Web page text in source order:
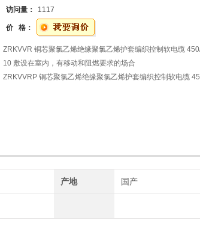
访问量： 1117
价 格：
ZRKVVR 铜芯聚氯乙烯绝缘聚氯乙烯护套编织控制软电缆
10 敷设在室内，有移动和阻燃要求的场合
ZRKVVRP 铜芯聚氯乙烯绝缘聚氯乙烯护套编织控制软电缆
产地 国产